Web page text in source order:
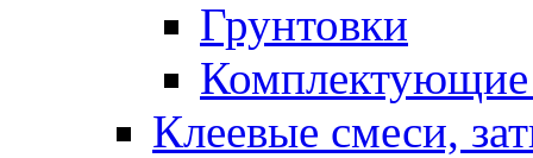
Грунтовки
Клеевые смеси,